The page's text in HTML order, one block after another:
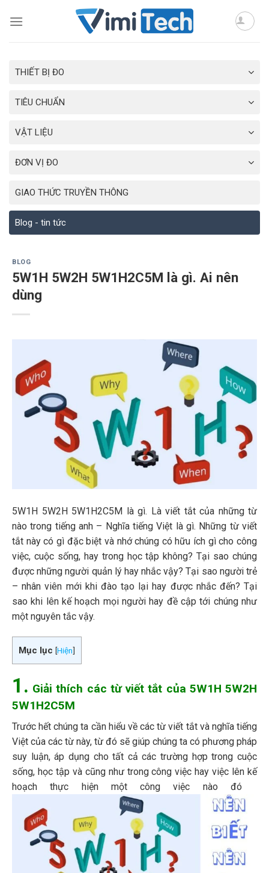
THIẾT BỊ ĐO
TIÊU CHUẨN
VẬT LIỆU
ĐƠN VỊ ĐO
GIAO THỨC TRUYỀN THÔNG
Blog - tin tức
BLOG
5W1H 5W2H 5W1H2C5M là gì. Ai nên
dùng
5W1H 5W2H 5W1H2C5M là gì. Là viết tắt của những từ
nào trong tiếng anh – Nghĩa tiếng Việt là gì. Những từ viết
tắt này có gì đặc biệt và nhớ chúng có hữu ích gì cho công
việc, cuộc sống, hay trong học tập không? Tại sao chúng
được những người quản lý hay nhắc vậy? Tại sao người trẻ
– nhân viên mới khi đào tạo lại hay được nhắc đến? Tại
sao khi lên kế hoạch mọi người hay đề cập tới chúng như
một nguyên tắc vậy.
Mục lục [Hiện]
1. Giải thích các từ viết tắt của 5W1H 5W2H
5W1H2C5M
Trước hết chúng ta cần hiểu về các từ viết tắt và nghĩa tiếng
Việt của các từ này, từ đó sẽ giúp chúng ta có phương pháp
suy luận, áp dụng cho tất cả các trường hợp trong cuộc
sống, học tập và cũng như trong công việc hay việc lên kế
hoạch thực hiện một công việc nào đó